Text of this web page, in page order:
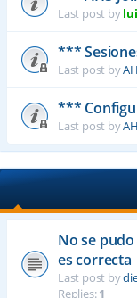
Last post by
***
Last post by
***
Last post by
No se
es correcta
Last post by
Replies:1